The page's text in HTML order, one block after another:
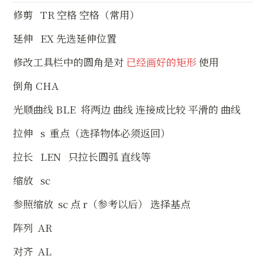
修剪   TR 空格 空格（常用）
延伸   EX 先选延伸位置
修改工具栏中的圆角是对 已经画好的矩形 使用
倒角 CHA
光顺曲线 BLE  将两边 曲线 连接成比较 平滑的 曲线
拉伸   s  重点（选择物体必须返回）
拉长   LEN   只拉长圆弧 直线等
缩放   sc
参照缩放  sc 点 r（参考以后） 选择基点
阵列  AR
对齐  AL